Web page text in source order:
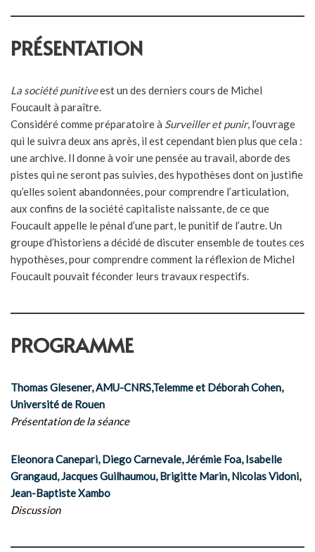
PRÉSENTATION
La société punitiveest un des derniers cours de Michel
Foucault à paraître.
Considéré comme préparatoire à Surveiller et punir, l’ouvrage
qui le suivra deux ans après, il est cependant bien plus que cela :
une archive. Il donne à voir une pensée au travail, aborde des
pistes qui ne seront pas suivies, des hypothèses dont on justifie
qu’elles soient abandonnées, pour comprendre l’articulation,
aux confins de la société capitaliste naissante, de ce que
Foucault appelle le pénal d’une part, le punitif de l’autre. Un
groupe d’historiens a décidé de discuter ensemble de toutes ces
hypothèses, pour comprendre comment la réflexion de Michel
Foucault pouvait féconder leurs travaux respectifs.
PROGRAMME
Thomas Glesener, AMU-CNRS,Telemme et Déborah Cohen,
Université de Rouen
Présentation de la séance
Eleonora Canepari, Diego Carnevale, Jérémie Foa, Isabelle
Grangaud, Jacques Guilhaumou, Brigitte Marin, Nicolas Vidoni,
Jean-Baptiste Xambo
Discussion